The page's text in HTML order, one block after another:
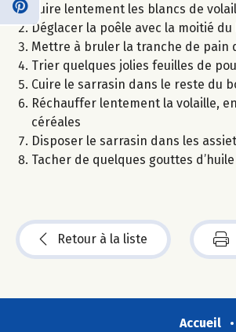
Cuire lentement les blancs de
Déglacer la poêle avec la moitié
Mettre à bruler la tranche de pain
Trier quelques jolies feuilles de
Cuire le sarrasin dans le reste du
Réchauffer lentement la volaille,
céréales
Disposer le sarrasin dans les
Tacher de quelques gouttes
Retour à la liste
Accueil